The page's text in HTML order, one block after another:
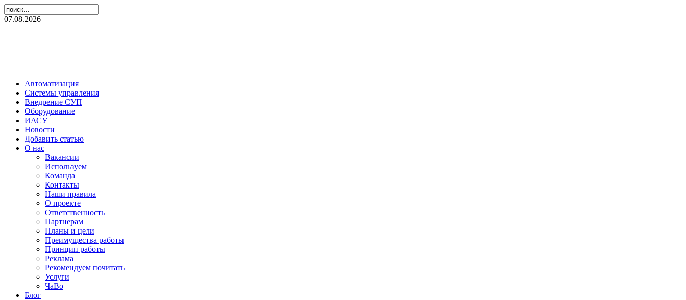
07.08.2026
Автоматизация
Системы управления
Внедрение СУП
Оборудование
ИАСУ
Новости
Добавить статью
О нас
Вакансии
Используем
Команда
Контакты
Наши правила
О проекте
Ответственность
Партнерам
Планы и цели
Преимущества работы
Принцип работы
Реклама
Рекомендуем почитать
Услуги
ЧаВо
Блог